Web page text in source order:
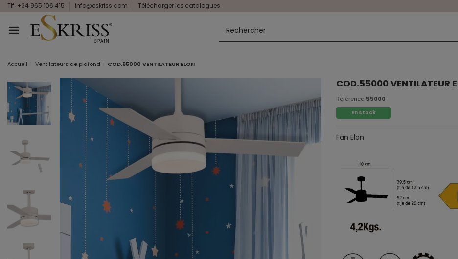
Tlf. +34 965 106 415 info@eskriss.com Télécharger les catalogues
Accueil Ventilateurs de plafond COD.55000 VENTILATEUR ELON
COD.55000 VENTILATEUR
Référence 55000
En stock
Fan Elon